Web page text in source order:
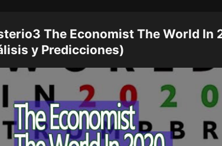
The Economist The World In
y Predicciones)